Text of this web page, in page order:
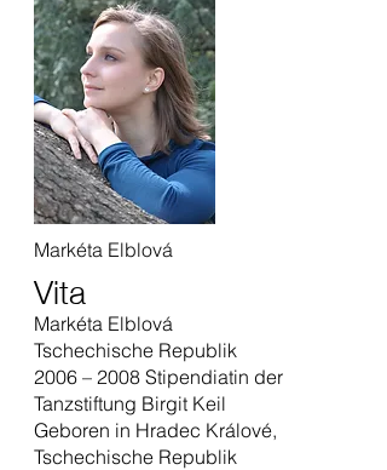
Markéta Elblová
Vita
Markéta Elblová
Tschechische Republik
2006 – 2008 Stipendiatin der
Tanzstiftung Birgit Keil
Geboren in Hradec Králové,
Tschechische Republik